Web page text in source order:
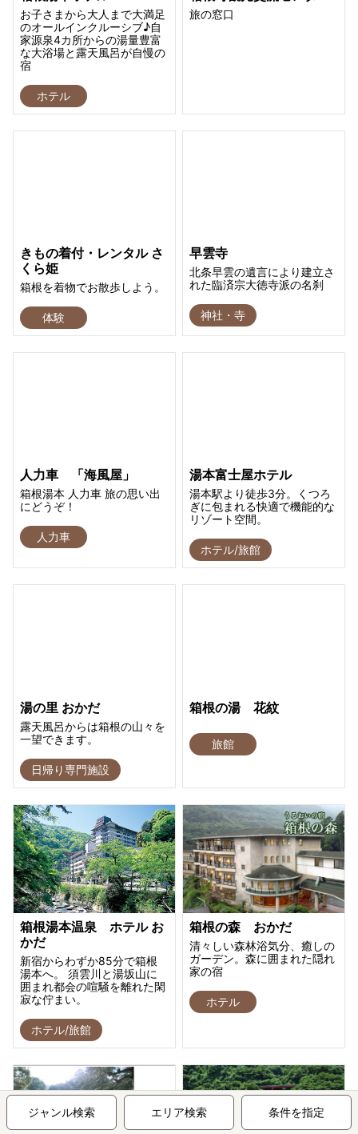
お子さまから大人まで大満足
のオールインクルーシブ♪自
家源泉4カ所からの湯量豊富
な大浴場と露天風呂が自慢の
宿
ホテル
旅の窓口
きもの着付・レンタル さ
くら姫
箱根を着物でお散歩しよう。
体験
早雲寺
北条早雲の遺言により建立さ
れた臨済宗大徳寺派の名刹
神社・寺
人力車 「海風屋」
箱根湯本 人力車 旅の思い出
にどうぞ！
人力車
湯本富士屋ホテル
湯本駅より徒歩3分。くつろ
ぎに包まれる快適で機能的な
リゾート空間。
ホテル/旅館
湯の里 おかだ
露天風呂からは箱根の山々を
一望できます。
日帰り専門施設
箱根の湯 花紋
旅館
箱根湯本温泉 ホテル お
かだ
新宿からわずか85分で箱根
湯本へ。 須雲川と湯坂山に
囲まれ都会の喧騒を離れた閑
寂な佇まい。
ホテル/旅館
箱根の森 おかだ
清々しい森林浴気分、癒しの
ガーデン。森に囲まれた隠れ
家の宿
ホテル
ジャンル検索 エリア検索 条件を指定